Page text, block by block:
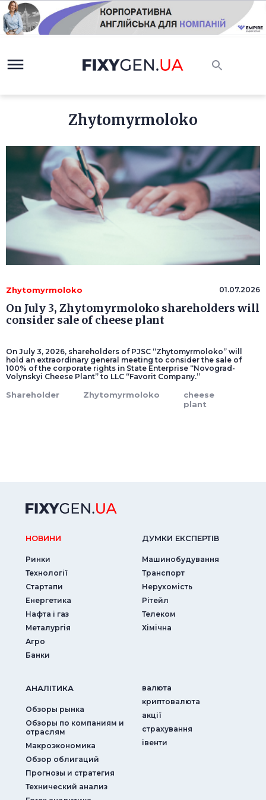
Zhytomyrmoloko
Zhytomyrmoloko 01.07.2026
On July 3, Zhytomyrmoloko shareholders will
consider sale of cheese plant
On July 3, 2026, shareholders of PJSC “Zhytomyrmoloko” will
hold an extraordinary general meeting to consider the sale of
100% of the corporate rights in State Enterprise “Novograd-
Volynskyi Cheese Plant” to LLC “Favorit Company.”
Shareholder Zhytomyrmoloko
cheese
plant
НОВИНИ
Ринки
Технології
Стартапи
Енергетика
Нафта і газ
Металургія
Агро
Банки
ДУМКИ ЕКСПЕРТIВ
Машинобудування
Транспорт
Нерухомість
Рітейл
Телеком
Хімічна
АНАЛIТИКА
Обзоры рынка
Обзоры по компаниям и
отраслям
Макроэкономика
Обзор облигаций
Прогнозы и стратегия
Технический анализ
валюта
криптовалюта
акції
страхування
iвенти